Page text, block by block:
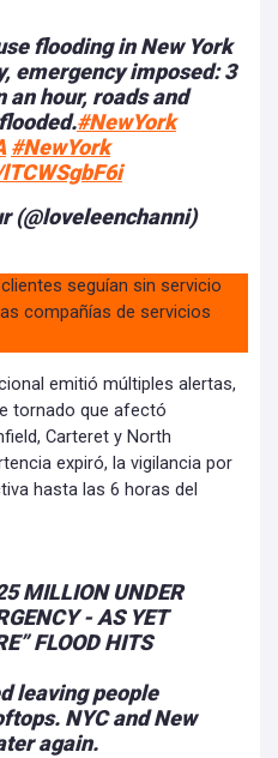
flooding in New York
emergency imposed: 3
an hour, roads and
#NewYork
#NewYork
(@loveleenchanni)
seguían sin servicio
compañías de servicios
emitió múltiples alertas,
tornado que afectó
Carteret y North
expiró, la vigilancia por
hasta las 6 horas del
MILLION UNDER
- AS YET
FLOOD HITS
leaving people
NYC and New
again.